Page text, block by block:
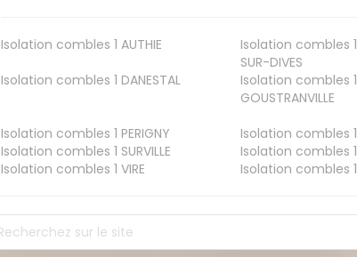
Isolation combles 1 AUTHIE Isolation combles 1
SUR-DIVES
Isolation combles 1 DANESTAL
Isolation combles 1
GOUSTRANVILLE
Isolation combles 1 PERIGNY Isolation combles 1
Isolation combles 1 SURVILLE Isolation combles 1
Isolation combles 1 VIRE Isolation combles 1